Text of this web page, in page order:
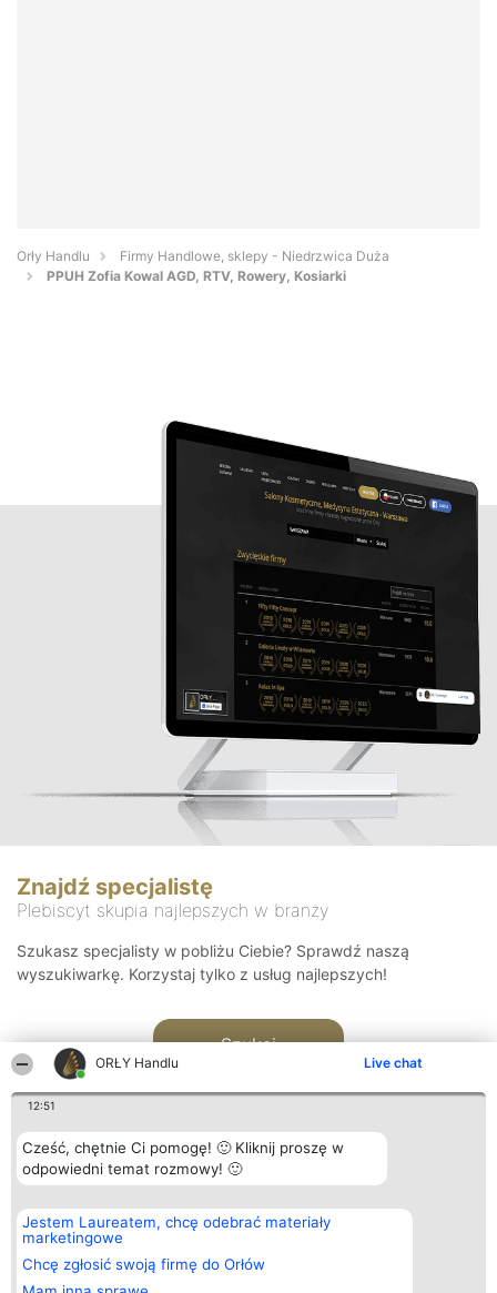
ORŁY Handlu Live chat
12:51
Cześć, chętnie Ci pomogę! 🙂 Kliknij proszę w
odpowiedni temat rozmowy! 🙂
Jestem Laureatem, chcę odebrać materiały
marketingowe
Chcę zgłosić swoją firmę do Orłów
Orły Handlu
Firmy Handlowe, sklepy - Niedrzwica Duża
PPUH Zofia Kowal AGD, RTV, Rowery, Kosiarki
Znajdź specjalistę
Plebiscyt skupia najlepszych w branży
Szukasz specjalisty w pobliżu Ciebie? Sprawdź naszą
wyszukiwarkę. Korzystaj tylko z usług najlepszych!
Szukaj
Organizator plebiscytu
Bright Side Solutions sp. z o.
o. sp. k.
ul. Ruska 22
Wrocław 50-079
KRS 0000749100 | Regon
Plebiscyt
Laureaci
wszystkich
Laureatów
Kontakt
Kontakt